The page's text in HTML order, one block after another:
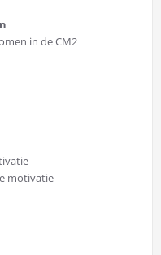
in de CM2
motivatie